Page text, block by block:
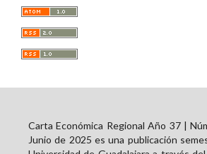
Carta Económica Regional Año 37 |
Junio de 2025 es una publicación